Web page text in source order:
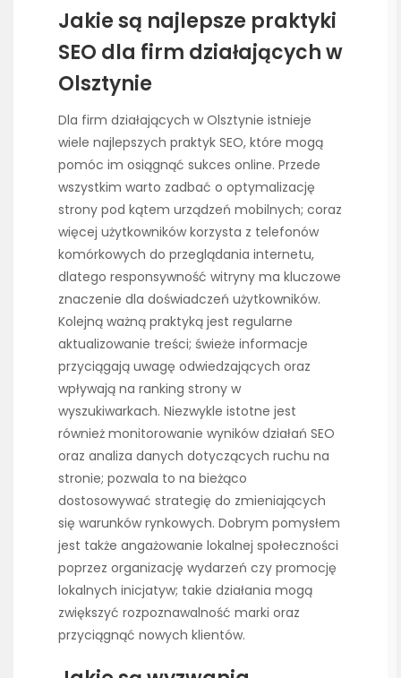
Jakie są najlepsze praktyki
SEO dla firm działających w
Olsztynie
Dla firm działających w Olsztynie istnieje
wiele najlepszych praktyk SEO, które mogą
pomóc im osiągnąć sukces online. Przede
wszystkim warto zadbać o optymalizację
strony pod kątem urządzeń mobilnych; coraz
więcej użytkowników korzysta z telefonów
komórkowych do przeglądania internetu,
dlatego responsywność witryny ma kluczowe
znaczenie dla doświadczeń użytkowników.
Kolejną ważną praktyką jest regularne
aktualizowanie treści; świeże informacje
przyciągają uwagę odwiedzających oraz
wpływają na ranking strony w
wyszukiwarkach. Niezwykle istotne jest
również monitorowanie wyników działań SEO
oraz analiza danych dotyczących ruchu na
stronie; pozwala to na bieżąco
dostosowywać strategię do zmieniających
się warunków rynkowych. Dobrym pomysłem
jest także angażowanie lokalnej społeczności
poprzez organizację wydarzeń czy promocję
lokalnych inicjatyw; takie działania mogą
zwiększyć rozpoznawalność marki oraz
przyciągnąć nowych klientów.